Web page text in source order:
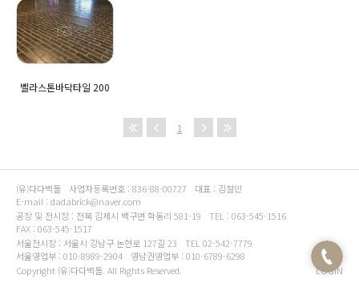
벨라스톤바닥타일 200
1
(유)다다벽돌 사업자등록번호 : 836-88-00727
대표 : 김철민
E-mail : dadabrick@naver.com
공장 및 전시장 : 전북 김제시 백구면 학동리 581-19
TEL : 063-545-1516
FAX : 063-545-1517
서울전시장 : 서울시 강남구 논현로 127길 23
TEL 02-542-7779
서울영업부 : 010-8989-2904
영남권영업부 : 010-6789-6298
Copyright (유)다다벽돌. All Rights Reserved.
LOGIN